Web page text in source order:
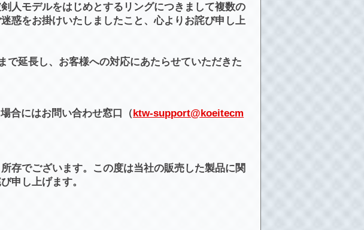
モデルをはじめとするリングにつきまして複数の
惑をお掛けいたしましたこと、心よりお詫び申し上
で延長し、お客様への対応にあたらせていただきた
合にはお問い合わせ窓口（ktw-support@koeitecm
存でございます。この度は当社の販売した製品に関
申し上げます。